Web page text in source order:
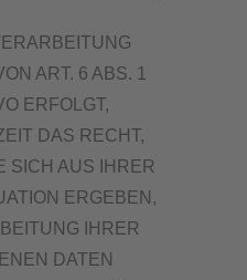
ART. 6 ABS. 1
ERFOLGT,
DAS RECHT,
SICH AUS IHRER
ERGEBEN,
IHRER
DATEN